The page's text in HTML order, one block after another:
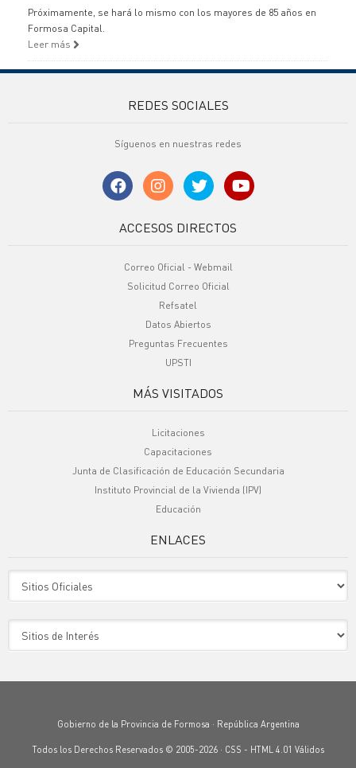
Próximamente, se hará lo mismo con los mayores de 85 años en
Formosa Capital.
Leer más
REDES SOCIALES
Síguenos en nuestras redes
ACCESOS DIRECTOS
Correo Oficial - Webmail
Solicitud Correo Oficial
Refsatel
Datos Abiertos
Preguntas Frecuentes
UPSTI
MÁS VISITADOS
Licitaciones
Capacitaciones
Junta de Clasificación de Educación Secundaria
Instituto Provincial de la Vivienda (IPV)
Educación
ENLACES
Gobierno de la Provincia de Formosa · República Argentina
Todos los Derechos Reservados © 2005-2026 · CSS - HTML 4.01 Válidos